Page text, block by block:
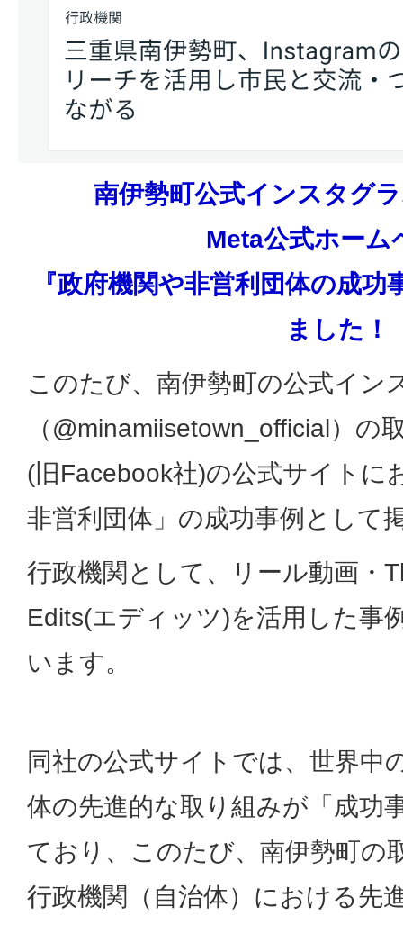
南伊勢町公式インスタグ
Meta公式ホーム
『政府機関や非営利団体の成
ました！
このたび、南伊勢町の公式イン
（@minamiisetown_official）の
(旧Facebook社)の公式サイトに
非営利団体」の成功事例として
行政機関として、リール動画・
Edits(エディッツ)を活用した事
います。
同社の公式サイトでは、世界中
体の先進的な取り組みが「成功
ており、このたび、南伊勢町の
行政機関（自治体）における先